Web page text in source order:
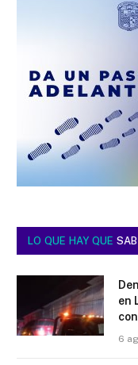
LO QUE HAY QUE
en
6